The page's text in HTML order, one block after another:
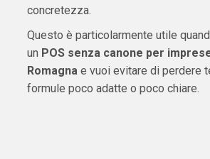
concretezza.
Questo è particolarmente utile
un POS senza canone per
Romagnae vuoi evitare di perdere
formule poco adatte o poco chiare.